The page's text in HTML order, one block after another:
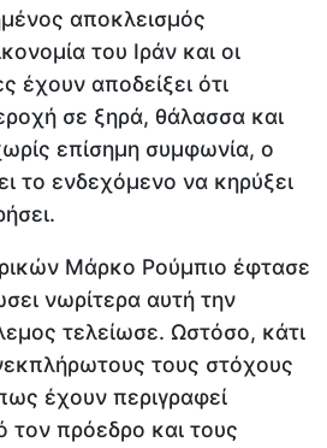
αποκλεισμός
του Ιράν και οι
έχουν αποδείξει ότι
σε ξηρά, θάλασσα και
επίσημη συμφωνία, ο
το ενδεχόμενο να κηρύξει
Μάρκο Ρούμπιο έφτασε
νωρίτερα αυτή την
τελείωσε. Ωστόσο, κάτι
τους στόχους
έχουν περιγραφεί
τον πρόεδρο και τους